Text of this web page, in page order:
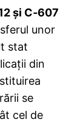
și C‑607
unor
stat
din
se
cel de